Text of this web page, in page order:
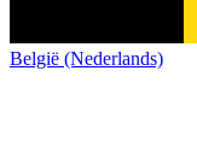
België (Nederlands)